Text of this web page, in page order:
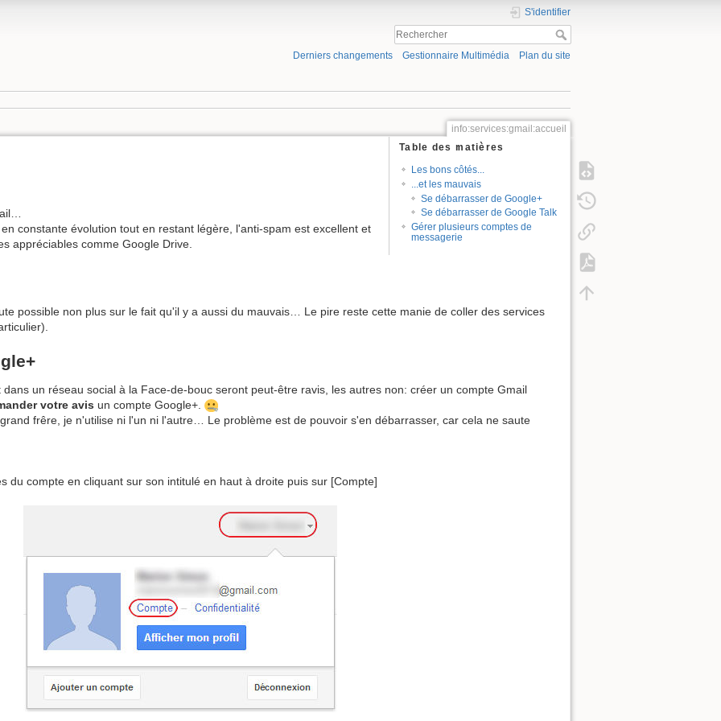
S'identifier
Derniers changements Gestionnaire Multimédia Plan du site
info:services:gmail:accueil
Table des matières
Les bons côtés...
...et les mauvais
Se débarrasser de Google+
Se débarrasser de Google Talk
Gérer plusieurs comptes de
messagerie
constante évolution tout en restant légère, l'anti-spam est excellent et
appréciables comme Google Drive.
possible non plus sur le fait qu'il y a aussi du mauvais… Le pire reste cette manie de coller des services
un réseau social à la Face-de-bouc seront peut-être ravis, les autres non: créer un compte Gmail
votre avis un compte Google+.
frêre, je n'utilise ni l'un ni l'autre… Le problème est de pouvoir s'en débarrasser, car cela ne saute
du compte en cliquant sur son intitulé en haut à droite puis sur [Compte]